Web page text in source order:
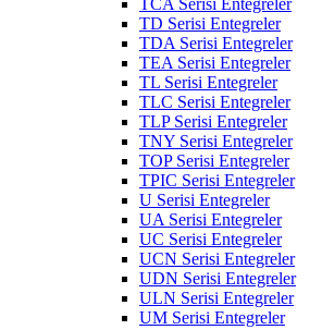
TCA Serisi Entegreler
TD Serisi Entegreler
TDA Serisi Entegreler
TEA Serisi Entegreler
TL Serisi Entegreler
TLC Serisi Entegreler
TLP Serisi Entegreler
TNY Serisi Entegreler
TOP Serisi Entegreler
TPIC Serisi Entegreler
U Serisi Entegreler
UA Serisi Entegreler
UC Serisi Entegreler
UCN Serisi Entegreler
UDN Serisi Entegreler
ULN Serisi Entegreler
UM Serisi Entegreler